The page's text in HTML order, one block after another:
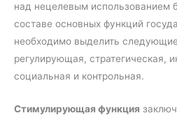
над нецелевым использованием
составе основных функций
необходимо выделить
регулирующая, стратегическая,
социальная и контрольная.
Стимулирующая функция